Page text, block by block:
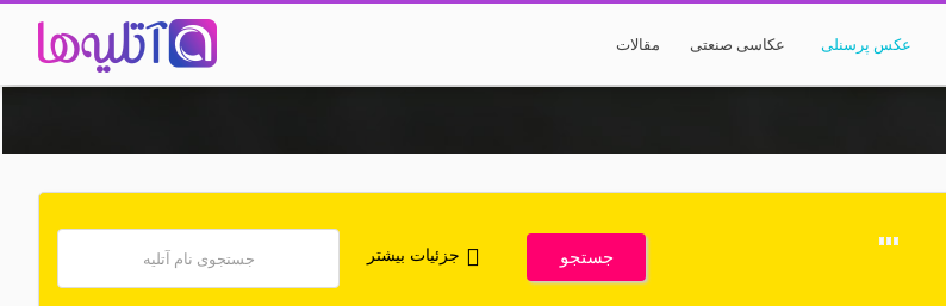
عکس پرسنلی عکاسی صنعتی مقالات
جستجو جزئیات بیشتر